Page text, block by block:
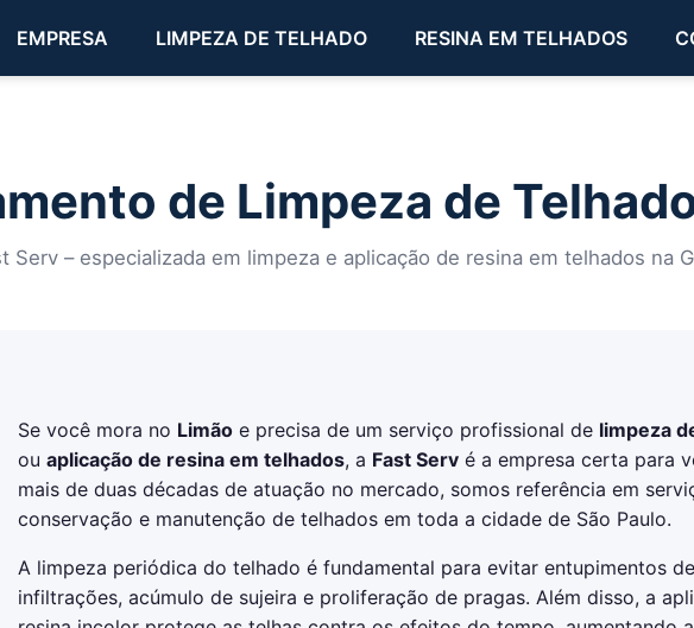
EMPRESA LIMPEZA DE TELHADO RESINA EM TELHADOS
de Limpeza de
Serv – especializada em limpeza e aplicação de resina em telhados na
Se você mora no Limão e precisa de um serviço profissional de limpeza
ou aplicação de resina em telhados, a Fast Serv é a empresa certa para
mais de duas décadas de atuação no mercado, somos referência em
conservação e manutenção de telhados em toda a cidade de São Paulo.
A limpeza periódica do telhado é fundamental para evitar entupimentos
infiltrações, acúmulo de sujeira e proliferação de pragas. Além disso, a